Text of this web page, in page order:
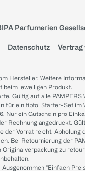
Parfumerien
Datenschutz Vertrag
Hersteller. Weitere
beim jeweiligen Produkt.
Gültig auf alle PAMPERS
für ein tiptoi Starter-Set im
Nur ein Gutschein pro
Rechnung angedruckt.
der Vorrat reicht. Abholung
Bei Retournierung der
Originalverpackung zu
Ausgenommen "Einfach